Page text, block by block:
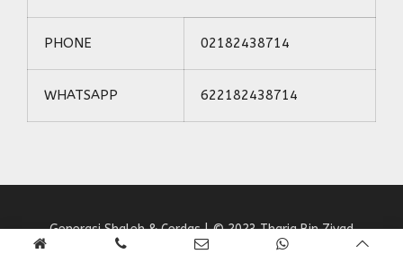
PHONE 02182438714
WHATSAPP 622182438714
Generasi Shaleh & Cerdas | © 2023 Thariq Bin Ziyad